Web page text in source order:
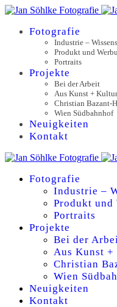
Fotografie
Industrie –
Produkt und
Portraits
Projekte
Bei der Arbeit
Aus Kunst + Kultur
Christian Bazant-
Wien Südbahnhof
Neuigkeiten
Kontakt
Fotografie
Industrie –
Produkt und
Portraits
Projekte
Bei der
Aus Kunst
Christian
Wien
Neuigkeiten
Kontakt